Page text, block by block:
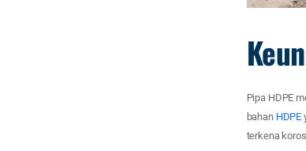
Pipa HDPE
bahan HDPE
terkena